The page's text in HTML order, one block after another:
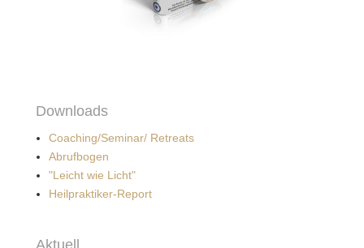
Downloads
Coaching/Seminar/ Retreats
Abrufbogen
"Leicht wie Licht"
Heilpraktiker-Report
Aktuell